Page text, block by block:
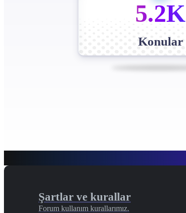
5.2K
Konular
Şartlar ve kurallar
Forum kullanım kurallarımız.